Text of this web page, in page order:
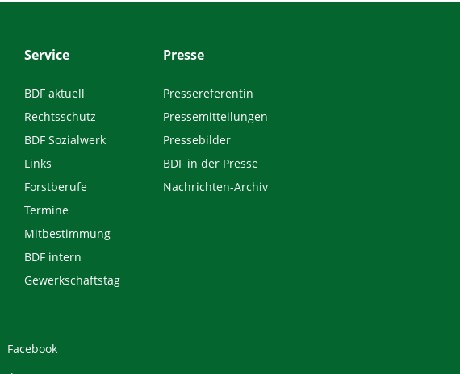
Service
BDF aktuell
Rechtsschutz
BDF Sozialwerk
Links
Forstberufe
Termine
Mitbestimmung
BDF intern
Gewerkschaftstag
Presse
Pressereferentin
Pressemitteilungen
Pressebilder
BDF in der Presse
Nachrichten-Archiv
Facebook